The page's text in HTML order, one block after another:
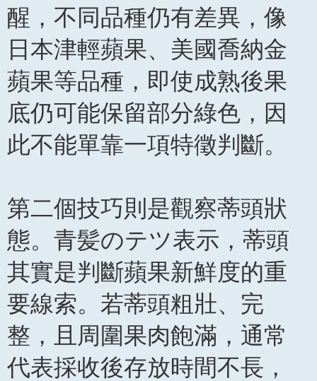
醒，不同品種仍有差異，像
日本津輕蘋果、美國喬納金
蘋果等品種，即使成熟後果
底仍可能保留部分綠色，因
此不能單靠一項特徵判斷。
第二個技巧則是觀察蒂頭狀
態。青髪のテツ表示，蒂頭
其實是判斷蘋果新鮮度的重
要線索。若蒂頭粗壯、完
整，且周圍果肉飽滿，通常
代表採收後存放時間不長，